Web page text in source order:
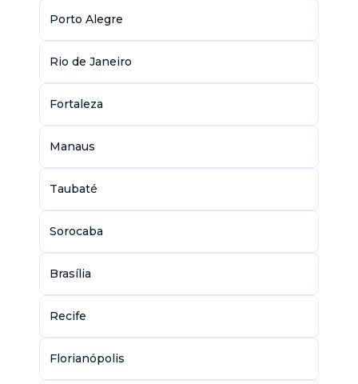
Porto Alegre
Rio de Janeiro
Fortaleza
Manaus
Taubaté
Sorocaba
Brasília
Recife
Florianópolis